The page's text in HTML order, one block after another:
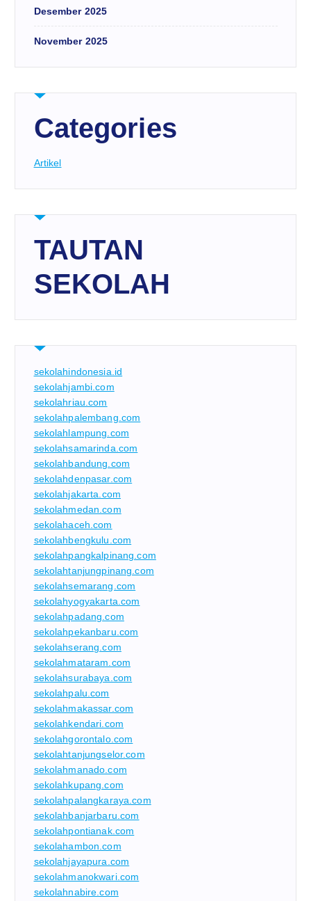
Desember 2025
November 2025
Categories
Artikel
TAUTAN
SEKOLAH
sekolahindonesia.id
sekolahjambi.com
sekolahriau.com
sekolahpalembang.com
sekolahlampung.com
sekolahsamarinda.com
sekolahbandung.com
sekolahdenpasar.com
sekolahjakarta.com
sekolahmedan.com
sekolahaceh.com
sekolahbengkulu.com
sekolahpangkalpinang.com
sekolahtanjungpinang.com
sekolahsemarang.com
sekolahyogyakarta.com
sekolahpadang.com
sekolahpekanbaru.com
sekolahserang.com
sekolahmataram.com
sekolahsurabaya.com
sekolahpalu.com
sekolahmakassar.com
sekolahkendari.com
sekolahgorontalo.com
sekolahtanjungselor.com
sekolahmanado.com
sekolahkupang.com
sekolahpalangkaraya.com
sekolahbanjarbaru.com
sekolahpontianak.com
sekolahambon.com
sekolahjayapura.com
sekolahmanokwari.com
sekolahnabire.com